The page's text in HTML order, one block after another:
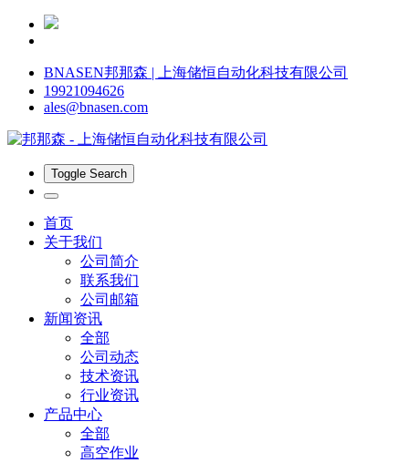
BNASEN邦那森 | 上海储恒自动化科技有限公司
19921094626
ales@bnasen.com
Toggle Search
首页
关于我们
公司简介
联系我们
公司邮箱
新闻资讯
全部
公司动态
技术资讯
行业资讯
产品中心
全部
高空作业